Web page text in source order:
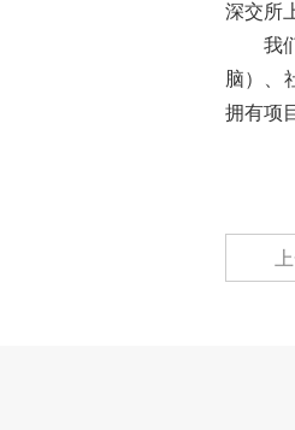
深交所
我
脑）、
拥有项